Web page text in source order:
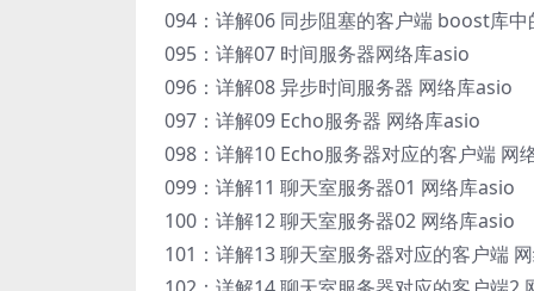
094：详解06 同步阻塞的客户端 boost库
095：详解07 时间服务器网络库asio
096：详解08 异步时间服务器 网络库asio
097：详解09 Echo服务器 网络库asio
098：详解10 Echo服务器对应的客户端 网
099：详解11 聊天室服务器01 网络库asio
100：详解12 聊天室服务器02 网络库asio
101：详解13 聊天室服务器对应的客户端